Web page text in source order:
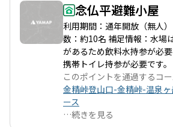
念仏平避難小屋
利用期間：通年開放（無人
数：約10名 補足情報：水場
があるため飲料水持参が必
携帯トイレ持参が必要です。
このポイントを通過するコー
金精峠登山口-金精峠-温泉
ース
…続きを見る